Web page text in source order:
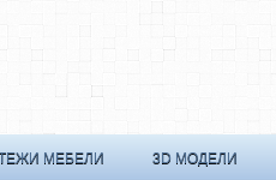
МЕБЕЛИ 3D МОДЕЛИ